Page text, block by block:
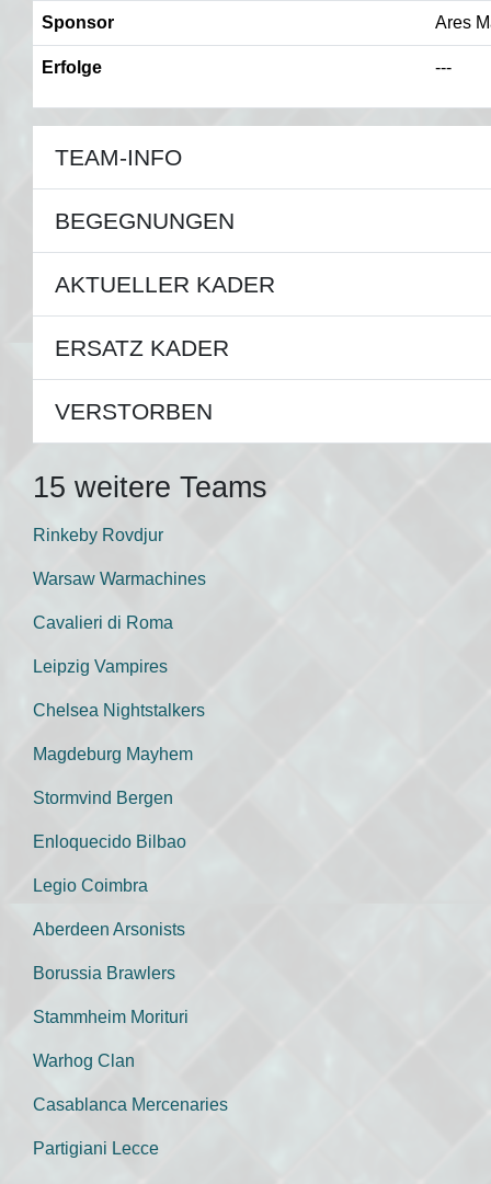
Sponsor Ares
Erfolge ---
TEAM-INFO
BEGEGNUNGEN
AKTUELLER KADER
ERSATZ KADER
VERSTORBEN
15 weitere Teams
Rinkeby Rovdjur
Warsaw Warmachines
Cavalieri di Roma
Leipzig Vampires
Chelsea Nightstalkers
Magdeburg Mayhem
Stormvind Bergen
Enloquecido Bilbao
Legio Coimbra
Aberdeen Arsonists
Borussia Brawlers
Stammheim Morituri
Warhog Clan
Casablanca Mercenaries
Partigiani Lecce